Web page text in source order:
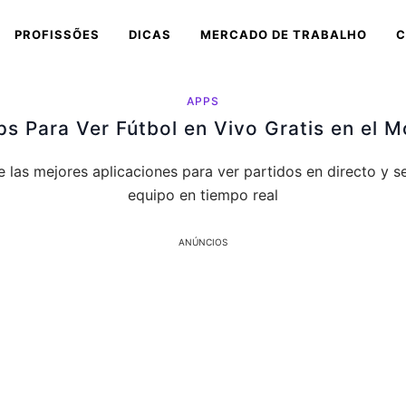
PROFISSÕES DICAS MERCADO DE TRABALHO
APPS
Para Ver Fútbol en Vivo Gratis en el
las mejores aplicaciones para ver partidos en directo y
equipo en tiempo real
ANÚNCIOS